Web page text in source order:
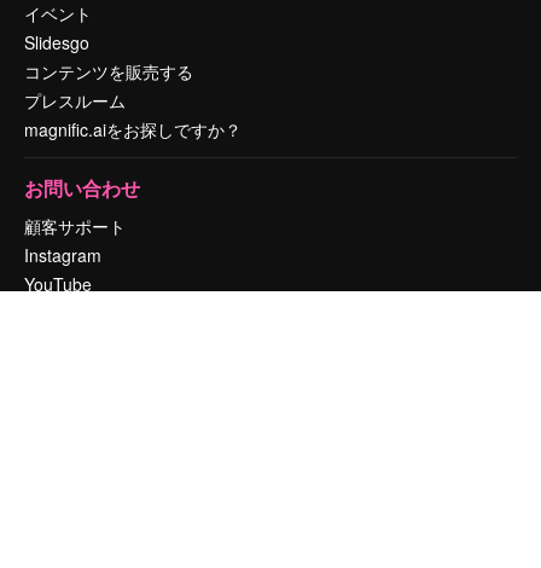
イベント
Slidesgo
コンテンツを販売する
プレスルーム
magnific.aiをお探しですか？
お問い合わせ
顧客サポート
Instagram
YouTube